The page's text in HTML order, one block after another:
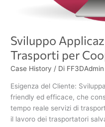
Sviluppo
Trasporti per
Case History / Di FF3DAdmin
Esigenza del Cliente:
friendly ed efficace, che
tempo reale servizi di
il lavoro dei trasportatori